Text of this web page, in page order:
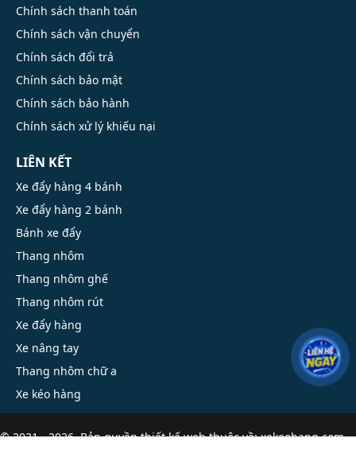
Chính sách thanh toán
Chính sách vận chuyển
Chính sách đổi trả
Chính sách bảo mật
Chính sách bảo hành
Chính sách xử lý khiếu nại
LIÊN KẾT
Xe đẩy hàng 4 bánh
Xe đẩy hàng 2 bánh
Bánh xe đẩy
Thang nhôm
Thang nhôm ghế
Thang nhôm rút
Xe đẩy hàng
Xe nâng tay
Thang nhôm chữ a
Xe kéo hàng
© 2021 - 2026. Bản quyềnthiết kế webthuộc về: xekeohang.com.